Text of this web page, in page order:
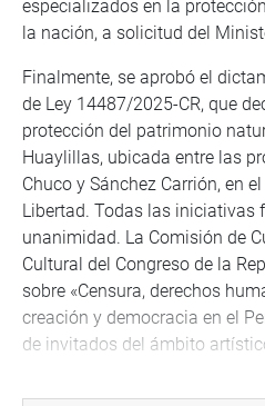
especializados en la
la nación, a solicitud del
Finalmente, se aprobó el
de Ley 14487/2025-CR, que
protección del patrimonio
Huaylillas, ubicada entre las
Chuco y Sánchez Carrión, en
Libertad. Todas las iniciativas
unanimidad. La Comisión de
Cultural del Congreso de la
sobre «Censura, derechos
creación y democracia en el
de invitados del ámbito